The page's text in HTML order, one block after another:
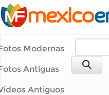
Modernas
Antiguas
Antiguos